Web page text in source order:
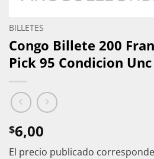
BILLETES
Congo Billete 200
Pick 95 Condicion Unc
$6,00
El precio publicado